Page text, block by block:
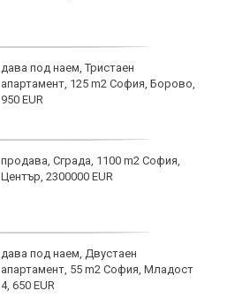
дава под наем, Тристаен
апартамент, 125 m2 София, Борово,
950 EUR
продава, Сграда, 1100 m2 София,
Център, 2300000 EUR
дава под наем, Двустаен
апартамент, 55 m2 София, Младост
4, 650 EUR